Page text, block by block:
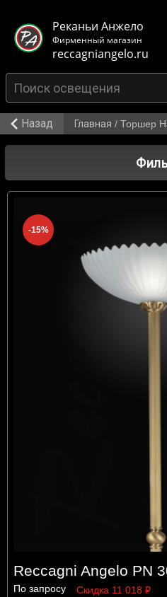
Реканьи Анжело
Фирменный магазин
reccagniangelo.ru
Назад Главная / Торшер
-15%
Reccagni Angelo PN
По запросу Скидка 11 018 ₽